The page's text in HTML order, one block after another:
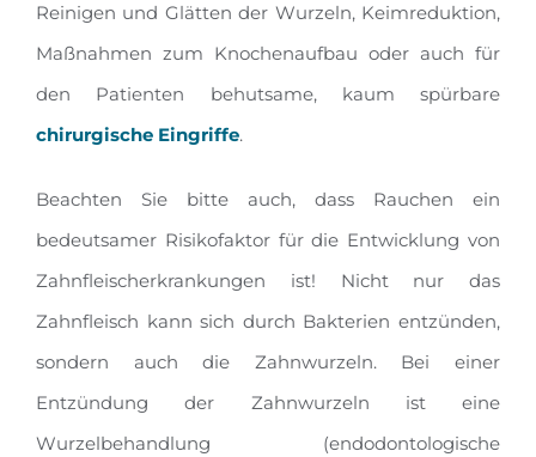
Reinigen und Glätten der Wurzeln, Keimreduktion,
Maßnahmen zum Knochenaufbau oder auch für
den Patienten behutsame, kaum spürbare
chirurgische Eingriffe.
Beachten Sie bitte auch, dass Rauchen ein
bedeutsamer Risikofaktor für die Entwicklung von
Zahnfleischerkrankungen ist! Nicht nur das
Zahnfleisch kann sich durch Bakterien entzünden,
sondern auch die Zahnwurzeln. Bei einer
Entzündung der Zahnwurzeln ist eine
Wurzelbehandlung (endodontologische